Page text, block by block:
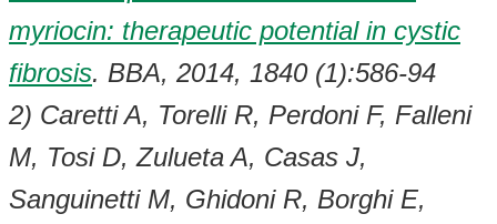
myriocin: therapeutic potential in cystic
fibrosis. BBA, 2014, 1840 (1):586-94
2) Caretti A, Torelli R, Perdoni F, Falleni
M, Tosi D, Zulueta A, Casas J,
Sanguinetti M, Ghidoni R, Borghi E,